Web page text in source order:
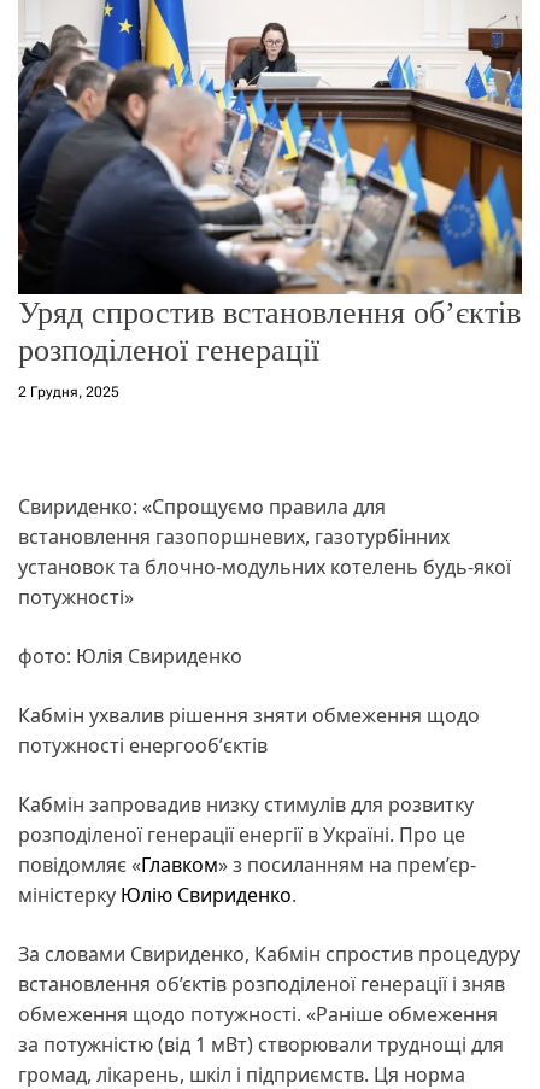
е
и
м
у
Уряд спростив встановлення об’єктів
розподіленої генерації
2 Грудня, 2025
Свириденко: «Спрощуємо правила для
встановлення газопоршневих, газотурбінних
установок та блочно-модульних котелень будь-якої
потужності»
фото: Юлія Свириденко
Кабмін ухвалив рішення зняти обмеження щодо
потужності енергообʼєктів
Кабмін запровадив низку стимулів для розвитку
розподіленої генерації енергії в Україні. Про це
повідомляє «Главком» з посиланням на прем’єр-
міністерку Юлію Свириденко.
За словами Свириденко, Кабмін спростив процедуру
встановлення об’єктів розподіленої генерації і зняв
обмеження щодо потужності. «Раніше обмеження
за потужністю (від 1 мВт) створювали труднощі для
громад, лікарень, шкіл і підприємств. Ця норма